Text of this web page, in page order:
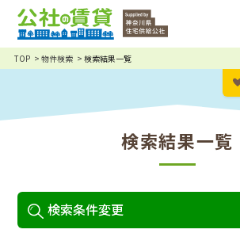
TOP 物件検索 検索結果一覧
検索結果一覧
検索条件変更